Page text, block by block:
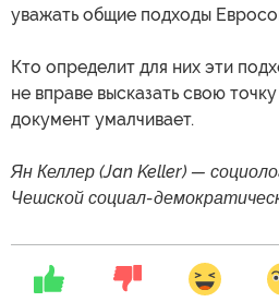
уважать общие подходы
Кто определит для них эти
не вправе высказать свою
документ умалчивает.
Ян Келлер (Jan Keller) —
Чешской социал-